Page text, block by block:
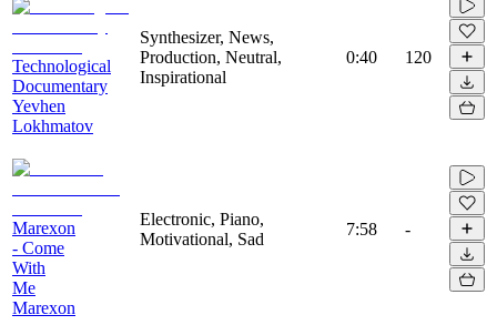
Technological
Documentary
Yevhen
Lokhmatov
Synthesizer, News,
Production, Neutral,
Inspirational
0:40 120
Marexon
- Come
With
Me
Marexon
Electronic, Piano,
Motivational, Sad
7:58 -